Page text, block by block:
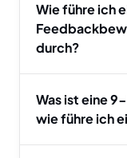
Wie führe ich
durch?
Was ist eine
wie führe ich